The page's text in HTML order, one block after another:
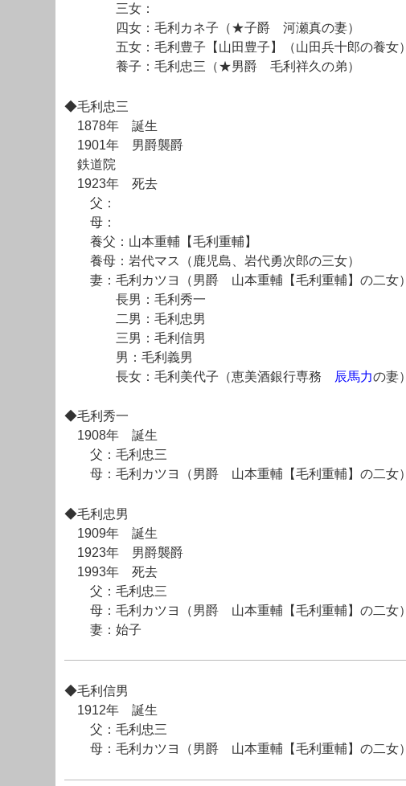
三女：
四女：毛利カネ子（★子爵 河瀬真の妻）
五女：毛利豊子【山田豊子】（山田兵十郎の養女）
養子：毛利忠三（★男爵 毛利祥久の弟）
◆毛利忠三
1878年 誕生
1901年 男爵襲爵
鉄道院
1923年 死去
父：
母：
養父：山本重輔【毛利重輔】
養母：岩代マス（鹿児島、岩代勇次郎の三女）
妻：毛利カツヨ（男爵 山本重輔【毛利重輔】の二女）
長男：毛利秀一
二男：毛利忠男
三男：毛利信男
男：毛利義男
長女：毛利美代子（恵美酒銀行専務
辰馬力の妻）
◆毛利秀一
1908年 誕生
父：毛利忠三
母：毛利カツヨ（男爵 山本重輔【毛利重輔】の二女）
◆毛利忠男
1909年 誕生
1923年 男爵襲爵
1993年 死去
父：毛利忠三
母：毛利カツヨ（男爵 山本重輔【毛利重輔】の二女）
妻：始子
◆毛利信男
1912年 誕生
父：毛利忠三
母：毛利カツヨ（男爵 山本重輔【毛利重輔】の二女）